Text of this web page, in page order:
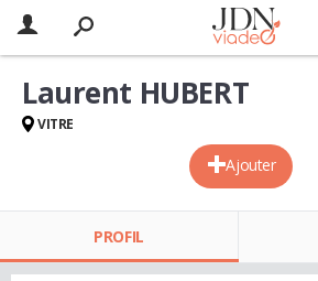
Ajouter
Laurent HUBERT
VITRE
PROFIL